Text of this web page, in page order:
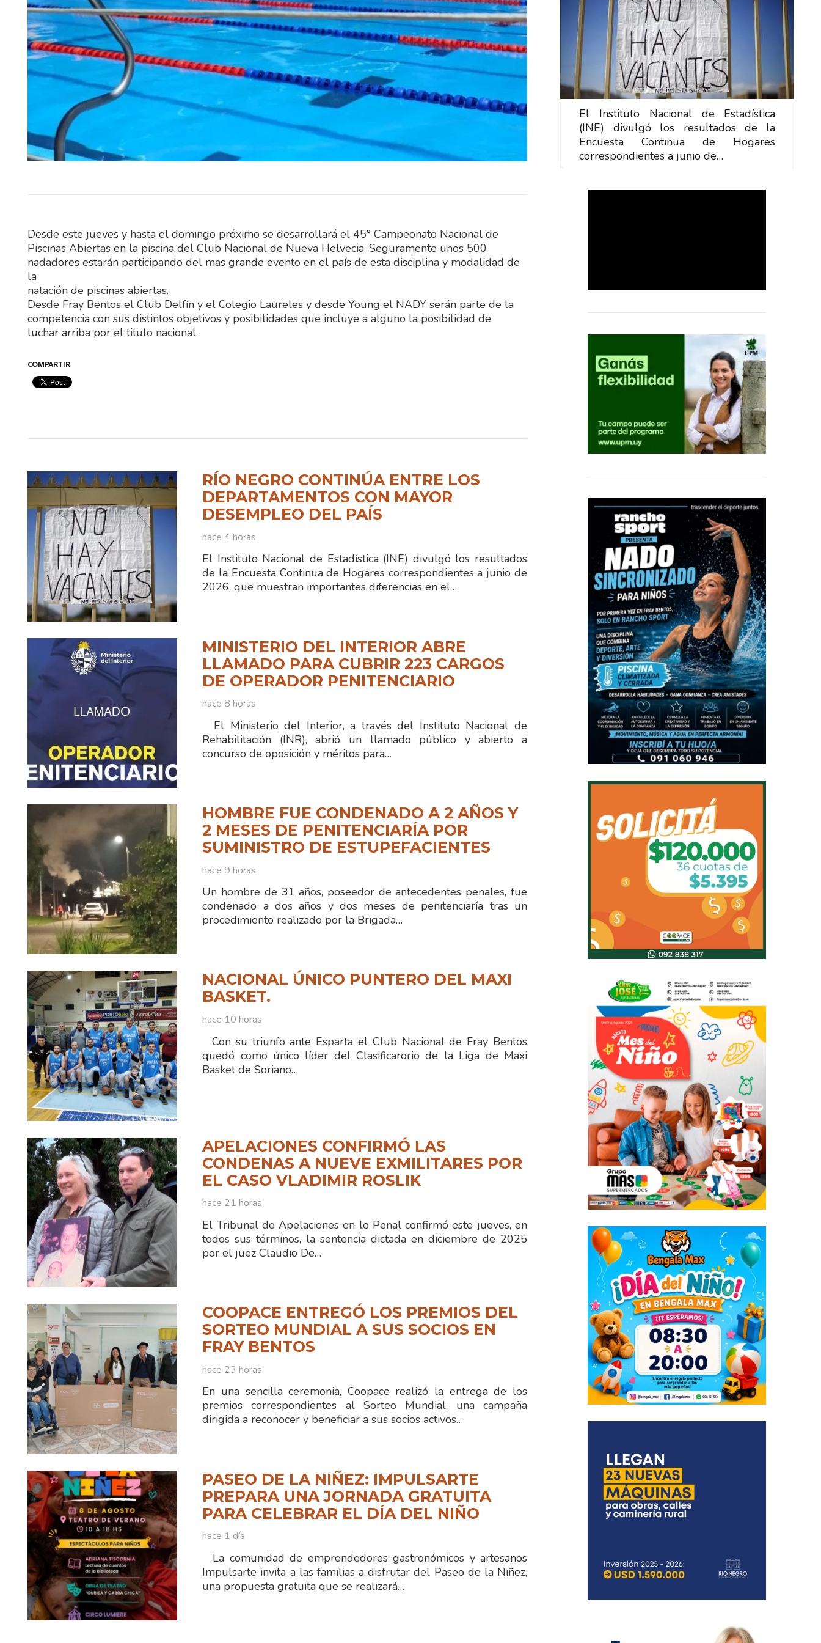
Desde este jueves y hasta el domingo próximo se desarrollará el 45° Campeonato Nacional de
Piscinas Abiertas en la piscina del Club Nacional de Nueva Helvecia. Seguramente unos 500
nadadores estarán participando del mas grande evento en el país de esta disciplina y modalidad de
la
natación de piscinas abiertas.
Desde Fray Bentos el Club Delfín y el Colegio Laureles y desde Young el NADY serán parte de la
competencia con sus distintos objetivos y posibilidades que incluye a alguno la posibilidad de
luchar arriba por el titulo nacional.
COMPARTIR
RÍO NEGRO CONTINÚA ENTRE LOS
DEPARTAMENTOS CON MAYOR
DESEMPLEO DEL PAÍS
hace 4 horas
El Instituto Nacional de Estadística (INE) divulgó los resultados
de la Encuesta Continua de Hogares correspondientes a junio de
2026, que muestran importantes diferencias en el…
MINISTERIO DEL INTERIOR ABRE
LLAMADO PARA CUBRIR 223 CARGOS
DE OPERADOR PENITENCIARIO
hace 8 horas
El Ministerio del Interior, a través del Instituto Nacional de
Rehabilitación (INR), abrió un llamado público y abierto a
concurso de oposición y méritos para…
HOMBRE FUE CONDENADO A 2 AÑOS Y
2 MESES DE PENITENCIARÍA POR
SUMINISTRO DE ESTUPEFACIENTES
hace 9 horas
Un hombre de 31 años, poseedor de antecedentes penales, fue
condenado a dos años y dos meses de penitenciaría tras un
procedimiento realizado por la Brigada…
NACIONAL ÚNICO PUNTERO DEL MAXI
BASKET.
hace 10 horas
Con su triunfo ante Esparta el Club Nacional de Fray Bentos
quedó como único líder del Clasificarorio de la Liga de Maxi
Basket de Soriano…
APELACIONES CONFIRMÓ LAS
CONDENAS A NUEVE EXMILITARES POR
EL CASO VLADIMIR ROSLIK
hace 21 horas
El Tribunal de Apelaciones en lo Penal confirmó este jueves, en
todos sus términos, la sentencia dictada en diciembre de 2025
por el juez Claudio De…
COOPACE ENTREGÓ LOS PREMIOS DEL
SORTEO MUNDIAL A SUS SOCIOS EN
FRAY BENTOS
hace 23 horas
En una sencilla ceremonia, Coopace realizó la entrega de los
premios correspondientes al Sorteo Mundial, una campaña
dirigida a reconocer y beneficiar a sus socios activos…
PASEO DE LA NIÑEZ: IMPULSARTE
PREPARA UNA JORNADA GRATUITA
PARA CELEBRAR EL DÍA DEL NIÑO
hace 1 día
La comunidad de emprendedores gastronómicos y artesanos
Impulsarte invita a las familias a disfrutar del Paseo de la Niñez,
una propuesta gratuita que se realizará…
El Instituto Nacional de Estadística
(INE) divulgó los resultados de la
Encuesta Continua de Hogares
correspondientes a junio de…
El Instituto Nacional de Estadística
(INE) divulgó los resultados de la
Encuesta Continua de Hogares
correspondientes a junio de…
El Instituto Nacional de Estadística
(INE) divulgó los resultados de la
Encuesta Continua de Hogares
correspondientes a junio de…